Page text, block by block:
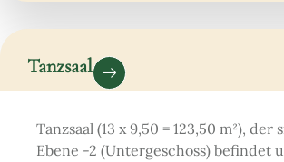
Tanzsaal
Tanzsaal (13 x 9,50 = 123,50 m²), der
Ebene -2 (Untergeschoss) befindet